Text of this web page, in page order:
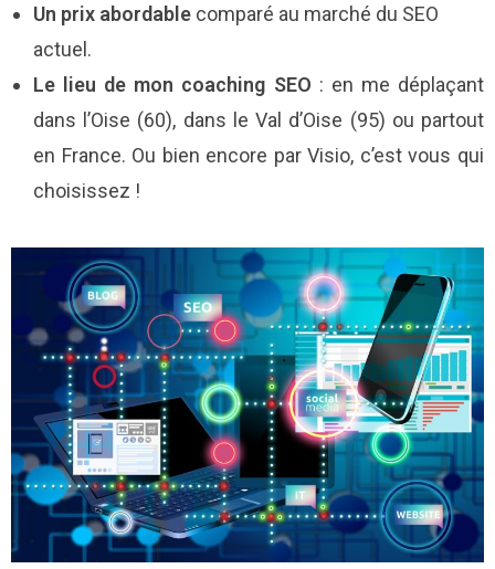
Un prix abordable comparé au marché du SEO
actuel.
Le lieu de mon coaching SEO : en me déplaçant
dans l’Oise (60), dans le Val d’Oise (95) ou partout
en France. Ou bien encore par Visio, c’est vous qui
choisissez !